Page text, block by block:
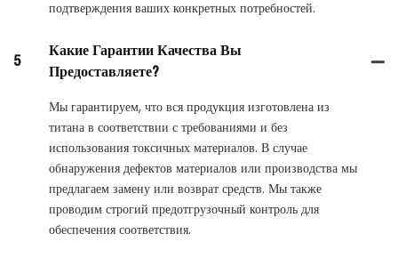
подтверждения ваших конкретных потребностей.
5
Какие Гарантии Качества Вы
Предоставляете?
Мы гарантируем, что вся продукция изготовлена ​​из
титана в соответствии с требованиями и без
использования токсичных материалов. В случае
обнаружения дефектов материалов или производства мы
предлагаем замену или возврат средств. Мы также
проводим строгий предотгрузочный контроль для
обеспечения соответствия.